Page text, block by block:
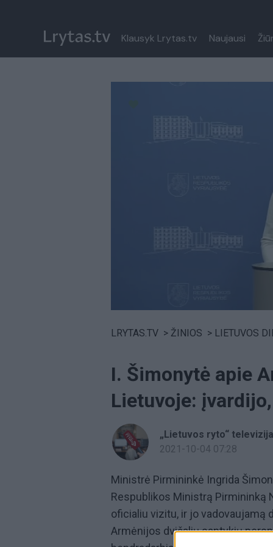
Klausyk Lrytas.tv Naujausi
LRYTAS.TV > ŽINIOS > LIETUVOS
I. Šimonytė apie
Lietuvoje:
„Lietuvos ryto“ televizija
2021-10-04 07:28
Ministrė Pirmininkė Ingrida
Respublikos Ministrą Pirmininką
oficialiu vizitu, ir jo vadovaujamą
Armėnijos dvišalių santykių